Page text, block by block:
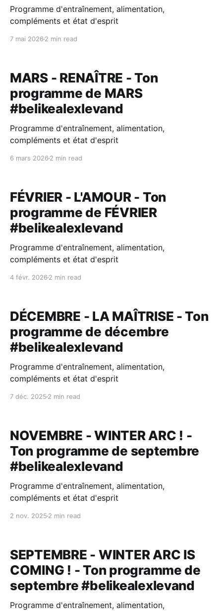
Programme d'entraînement, alimentation,
compléments et état d'esprit
7 mai 2026 2 min read
MARS - RENAÎTRE - Ton
programme de MARS
#belikealexlevand
Programme d'entraînement, alimentation,
compléments et état d'esprit
6 mars 2026 2 min read
FÉVRIER - L'AMOUR - Ton
programme de FÉVRIER
#belikealexlevand
Programme d'entraînement, alimentation,
compléments et état d'esprit
4 févr. 2026 2 min read
DÉCEMBRE - LA MAÎTRISE - Ton
programme de décembre
#belikealexlevand
Programme d'entraînement, alimentation,
compléments et état d'esprit
7 déc. 2025 2 min read
NOVEMBRE - WINTER ARC ! -
Ton programme de septembre
#belikealexlevand
Programme d'entraînement, alimentation,
compléments et état d'esprit
2 nov. 2025 2 min read
SEPTEMBRE - WINTER ARC IS
COMING ! - Ton programme de
septembre #belikealexlevand
Programme d'entraînement, alimentation,